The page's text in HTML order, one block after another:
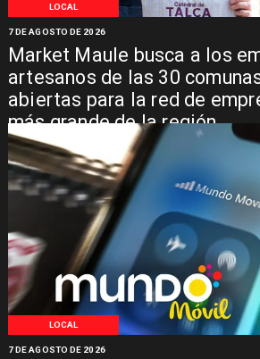
LOCAL
Market Maule busca a los
artesanos de las 30
abiertas para la red de
más grande de la región
7 DE AGOSTO DE 2026
LOCAL
7 DE AGOSTO DE 2026